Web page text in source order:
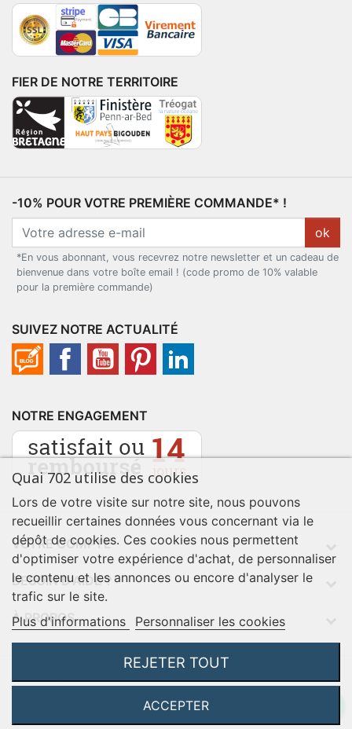
FIER DE NOTRE TERRITOIRE
-10% POUR VOTRE PREMIÈRE COMMANDE* !
ok
*En vous abonnant, vous recevrez notre newsletter et un cadeau de
bienvenue dans votre boîte email ! (code promo de 10% valable
pour la première commande)
SUIVEZ NOTRE ACTUALITÉ
NOTRE ENGAGEMENT
VOTRE COMPTE
BESOIN D'AIDE ?
À PROPOS
NOTRE SOCIÉTÉ
contact@quai702.com
02 98 55 93 94
Quai 702 utilise des cookies
Lors de votre visite sur notre site, nous pouvons
recueillir certaines données vous concernant via le
dépôt de cookies. Ces cookies nous permettent
d'optimiser votre expérience d'achat, de personnaliser
le contenu et les annonces ou encore d'analyser le
trafic sur le site.
Plus d'informations
Personnaliser les cookies
REJETER TOUT
ACCEPTER